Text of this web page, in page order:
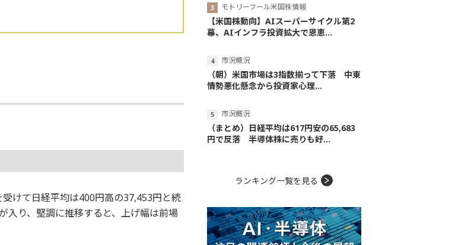
けて日経平均は400円高の37,453円と続
入り、堅調に推移すると、上げ幅は前場
モトリーフール米国株情報
【米国株動向】AIスーパーサイクル第2
幕、AIインフラ投資拡大で恩恵...
市況概況
（朝）米国市場は3指数揃って下落 中東
情勢悪化懸念から投資家心理...
市況概況
（まとめ）日経平均は617円安の65,683
円で反落 半導体株に売りも好...
ランキング一覧を見る